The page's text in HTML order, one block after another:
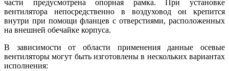
части предусмотрена опорная рамка. При установке
вентилятора непосредственно в воздуховод он крепится
внутри при помощи фланцев с отверстиями, расположенных
на внешней обечайке корпуса.
В зависимости от области применения данные осевые
вентиляторы могут быть изготовлены в нескольких вариантах
исполнения: